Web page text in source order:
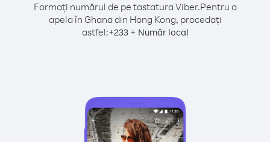
Formați numărul de pe tastatura Viber.Pentru a
apela în Ghana din Hong Kong, procedați
astfel:+233+ Număr local